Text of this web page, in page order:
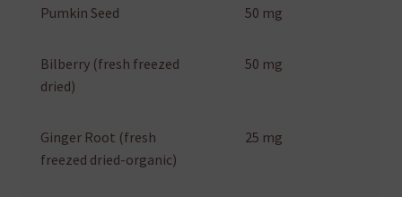
Pumkin Seed 50 mg
Bilberry (fresh freezed
dried)
50 mg
Ginger Root (fresh
freezed dried-organic)
25 mg